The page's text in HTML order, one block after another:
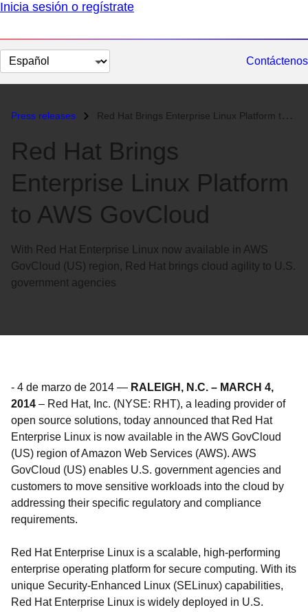
Inicia sesión o regístrate
Cambiar
el
Contáctenos
Press releases Red Hat Brings Enterprise Linux Platform to AWS GovCloud...
Red Hat Brings
Enterprise Linux Platform
to AWS GovCloud
With Red Hat Enterprise Linux now available in AWS
GovCloud (US) region, Red Hat brings cloud agility to U.S.
government agencies
- 4 de marzo de 2014 — RALEIGH, N.C. – MARCH 4,
2014 – Red Hat, Inc. (NYSE: RHT), a leading provider of
open source solutions, today announced that Red Hat
Enterprise Linux is now available in the AWS GovCloud
(US) region of Amazon Web Services (AWS). AWS
GovCloud (US) enables U.S. government agencies and
customers to move sensitive workloads into the cloud by
addressing their specific regulatory and compliance
requirements.
Red Hat Enterprise Linux is a scalable, high-performing
enterprise operating platform for secure computing. With its
unique Security-Enhanced Linux (SELinux) capabilities,
Red Hat Enterprise Linux is widely deployed in U.S.